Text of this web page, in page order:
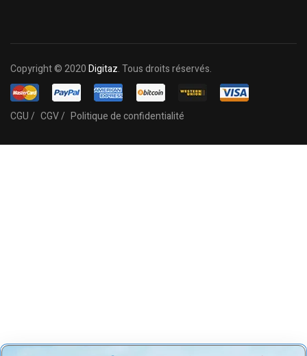
Copyright © 2020Digitaz. Tous droits réservés.
CGU / CGV / Politique de confidentialité